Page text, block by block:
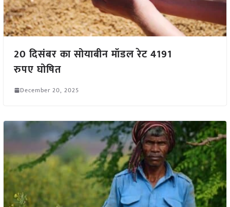
20 दिसंबर का सोयाबीन मॉडल रेट 4191
रुपए घोषित
December 20, 2025